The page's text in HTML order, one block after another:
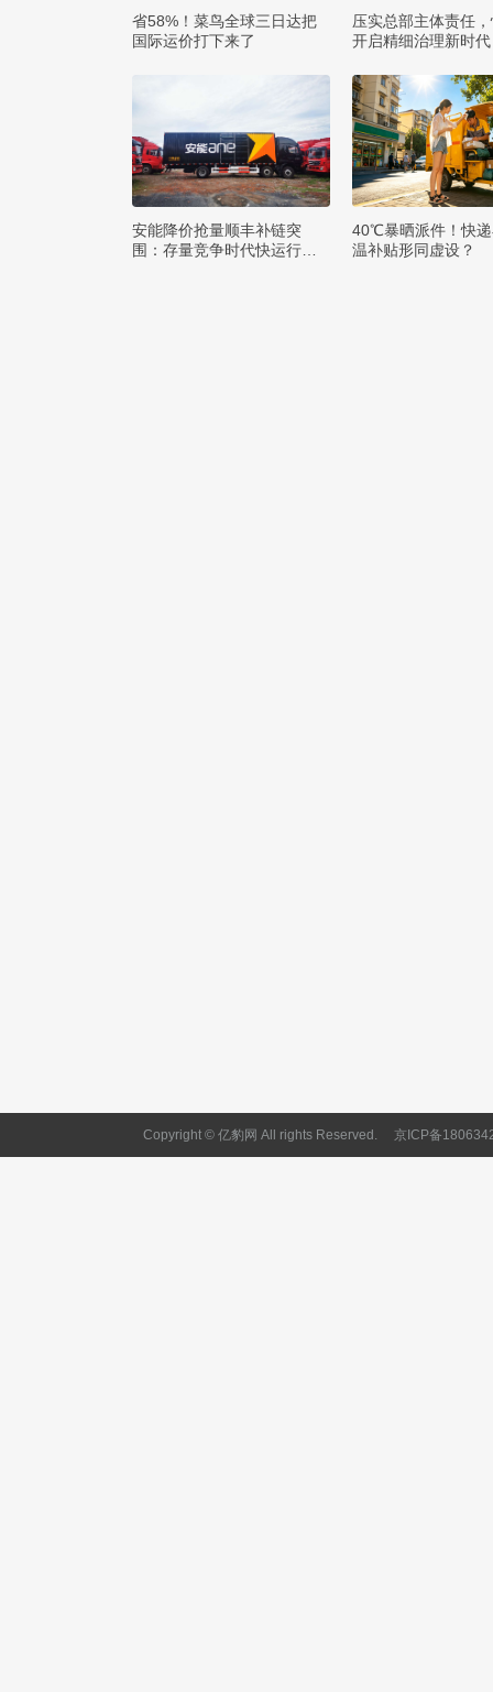
省58%！菜鸟全球三日达把
国际运价打下来了
压实总部主体责任
开启精细治理新时代
安能降价抢量顺丰补链突
围：存量竞争时代快运行业
40℃暴晒派件！快
温补贴形同虚设？
Copyright © 亿豹网 All rights Reserved. 京ICP备